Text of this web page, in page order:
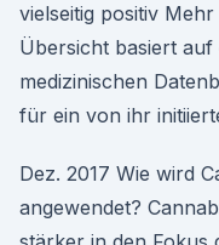
vielseitig positiv
Übersicht basiert
medizinischen
für ein von ihr
Dez. 2017 Wie wird
angewendet?